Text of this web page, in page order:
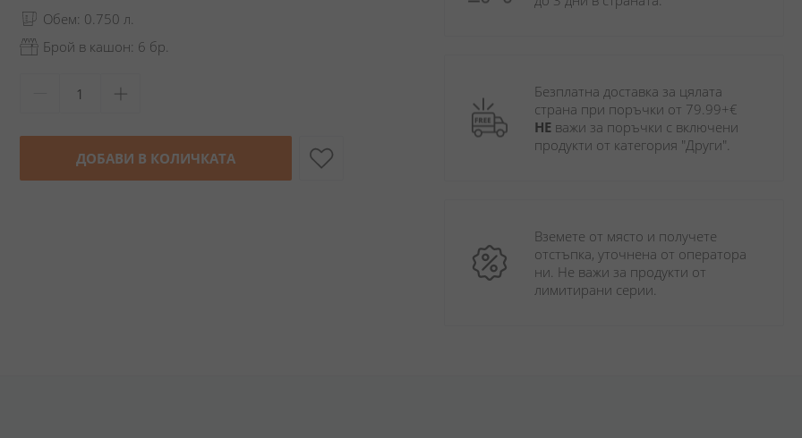
Обем: 0.750 л.
Брой в кашон: 6 бр.
ДОБАВИ В КОЛИЧКАТА
Безплатна доставка за цялата
НЕ важи за поръчки с включени
продукти от категория "Други".
Вземете от място и получете
отстъпка, уточнена от оператора
ни. Не важи за продукти от
лимитирани серии.